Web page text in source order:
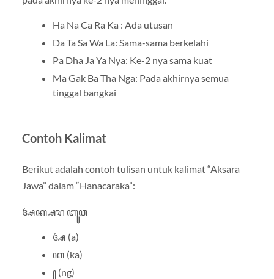
Ha Na Ca Ra Ka : Ada utusan
Da Ta Sa Wa La: Sama-sama berkelahi
Pa Dha Ja Ya Nya: Ke-2 nya sama kuat
Ma Gak Ba Tha Nga: Pada akhirnya semua
tinggal bangkai
Contoh Kalimat
Berikut adalah contoh tulisan untuk kalimat “Aksara
Jawa” dalam “Hanacaraka”:
ꦄꦏ꧀ꦱꦫ ꦧꦸꦮ
ꦄ (a)
ꦏ (ka)
꧀ (ng)